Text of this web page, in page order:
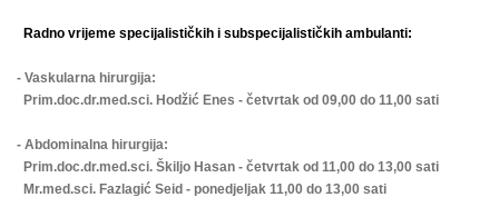
Radno vrijeme specijalističkih i subspecijalističkih ambulanti:
- Vaskularna hirurgija:
Prim.doc.dr.med.sci. Hodžić Enes - četvrtak od 09,00 do 11,00 sati
- Abdominalna hirurgija:
Prim.doc.dr.med.sci. Škiljo Hasan - četvrtak od 11,00 do 13,00 sati
Mr.med.sci. Fazlagić Seid - ponedjeljak 11,00 do 13,00 sati